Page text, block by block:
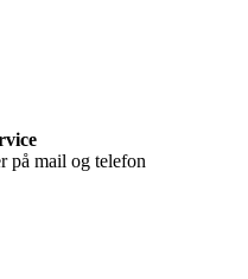
på mail og telefon